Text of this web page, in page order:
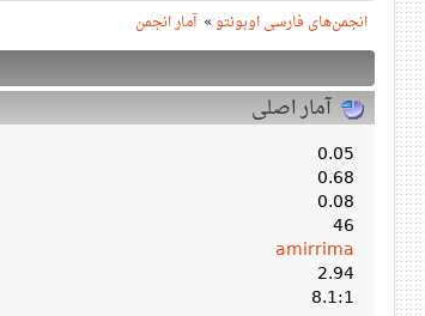
انجمن‌های فارسی اوبونتو» آمار انجمن
آمار اصلی
0.05
0.68
0.08
46
amirrima
2.94
8.1:1